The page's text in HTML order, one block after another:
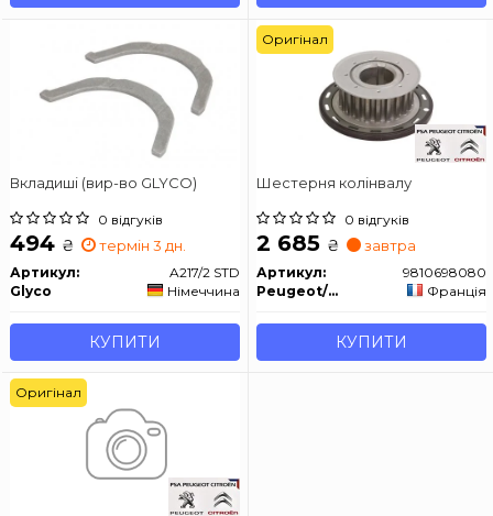
Вкладиші (вир-во GLYCO)
0 відгуків
494 ₴ термін 3 дн.
Артикул:
A217/2 STD
Glyco
Німеччина
КУПИТИ
Шестерня колінвалу
0 відгуків
2 685 ₴ завтра
Артикул:
9810698080
Peugeot/Citroen
Франція
КУПИТИ
Оригінал
Оригінал